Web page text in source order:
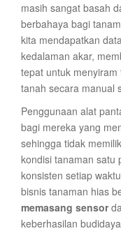
masih sangat basah
berbahaya bagi
kita mendapatkan
kedalaman akar,
tepat untuk
tanah secara manual
Penggunaan alat
bagi mereka yang
sehingga tidak
kondisi tanaman satu
konsisten setiap
bisnis tanaman hias
memasang sensor
keberhasilan